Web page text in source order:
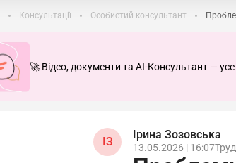
Консультації Особистий консультант
🚀 Відео, документи та AI-Консультант —
ІЗ
Ірина Зозовська
13.05.2026 | 16:07